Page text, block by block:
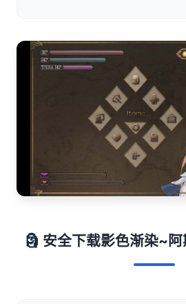
🗿 安全下载影色渐染~